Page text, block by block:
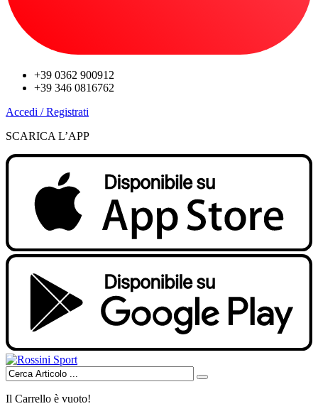
+39 0362 900912
+39 346 0816762
Accedi / Registrati
SCARICA L’APP
Il Carrello è vuoto!